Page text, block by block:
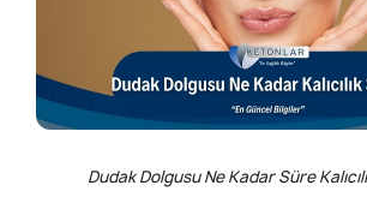
Dudak Dolgusu Ne Kadar Süre